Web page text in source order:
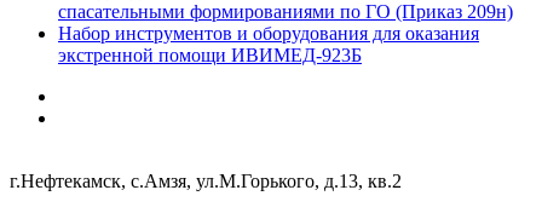
спасательными формированиями по ГО (Приказ 209н)
Набор инструментов и оборудования для оказания
экстренной помощи ИВИМЕД-923Б
г.Нефтекамск, с.Амзя, ул.М.Горького, д.13, кв.2